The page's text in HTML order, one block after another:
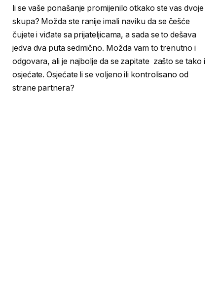
li se vaše ponašanje promijenilo otkako ste vas dvoje
skupa? Možda ste ranije imali naviku da se češće
čujete i viđate sa prijateljicama, a sada se to dešava
jedva dva puta sedmično. Možda vam to trenutno i
odgovara, ali je najbolje da se zapitate zašto se tako i
osjećate. Osjećate li se voljeno ili kontrolisano od
strane partnera?